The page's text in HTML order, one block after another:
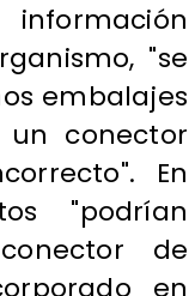
"se
embalajes
conector
En
"podrían
de
en